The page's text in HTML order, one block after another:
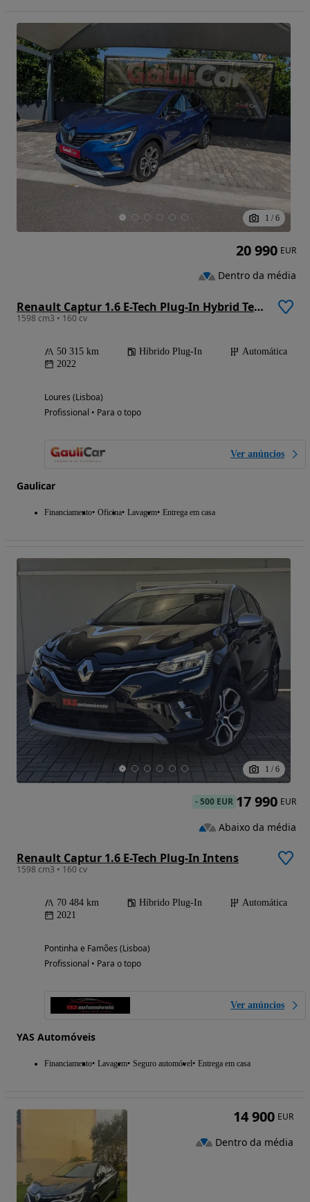
1 / 6
Renault Captur 1.6 E-Tech Plug-In Hybrid Techno
1598 cm3 • 160 cv
50 315 km Híbrido Plug-In
Automática
2022
Loures (Lisboa)
Profissional • Para o topo
Ver anúncios
Gaulicar
Financiamento Oficina Lavagem Entrega em casa
20 990 EUR
Dentro da média
1 / 6
Renault Captur 1.6 E-Tech Plug-In Intens
1598 cm3 • 160 cv
70 484 km Híbrido Plug-In
Automática
2021
Pontinha e Famões (Lisboa)
Profissional • Para o topo
Ver anúncios
YAS Automóveis
Financiamento Lavagem Seguro automóvel Entrega em casa
-500 EUR 17 990 EUR
Abaixo da média
14 900 EUR
Dentro da média